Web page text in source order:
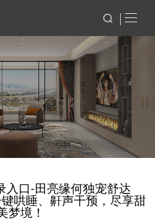
入口-田亮缘何独宠舒达
哄睡、鼾声干预，尽享甜
梦境！